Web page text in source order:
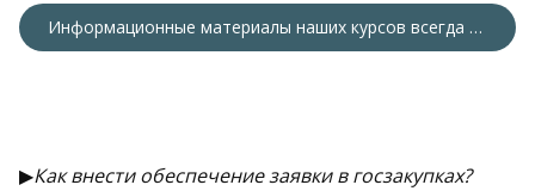
Информационные материалы наших курсов всегда актуальны
▶Как внести обеспечение заявки в госзакупках?